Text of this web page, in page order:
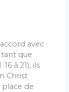
avec
que
à 21), ils
Christ
place de